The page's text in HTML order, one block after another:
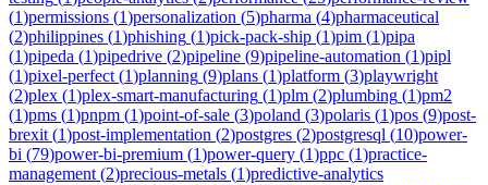
(1)permissions (1)personalization (5)pharma (4)pharmaceutical
(2)philippines (1)phishing (1)pick-pack-ship (1)pim (1)pipa
(1)pipeda (1)pipedrive (2)pipeline (9)pipeline-automation (1)pipl
(1)pixel-perfect (1)planning (9)plans (1)platform (3)playwright
(2)plex (1)plex-smart-manufacturing (1)plm (2)plumbing (1)pm2
(1)pms (1)pnpm (1)point-of-sale (3)poland (3)polaris (1)pos (9)post-
brexit (1)post-implementation (2)postgres (2)postgresql (10)power-
bi (79)power-bi-premium (1)power-query (1)ppc (1)practice-
management (2)precious-metals (1)predictive-analytics